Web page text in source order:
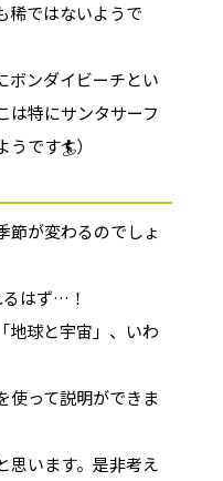
稀ではないようで
ボンダイビーチとい
は特にサンタサーフ
です🏄）
節が変わるのでしょ
はず…！
地球と宇宙」、いわ
使って説明ができま
思います。是非考え